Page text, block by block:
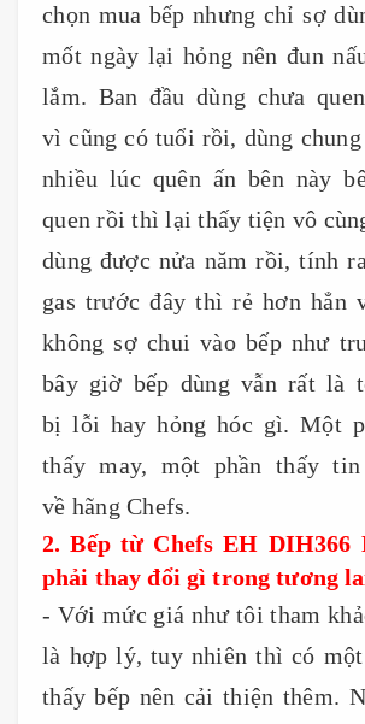
chọn mua bếp nhưng chỉ sợ
mốt ngày lại hỏng nên đun
lắm. Ban đầu dùng chưa
vì cũng có tuổi rồi, dùng
nhiều lúc quên ấn bên này
quen rồi thì lại thấy tiện vô
dùng được nửa năm rồi, tính
gas trước đây thì rẻ hơn hẳn
không sợ chui vào bếp như
bây giờ bếp dùng vẫn rất là
bị lỗi hay hỏng hóc gì. Một
thấy may, một phần thấy
về hãng Chefs.
2. Bếp từ Chefs EH DIH366
phải thay đổi gì trong tương
- Với mức giá như tôi tham
là hợp lý, tuy nhiên thì có
thấy bếp nên cải thiện thêm.